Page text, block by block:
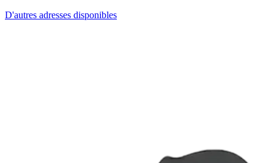
D'autres adresses disponibles